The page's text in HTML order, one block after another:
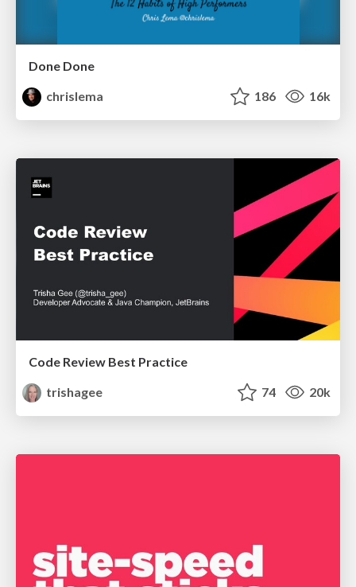
Done Done
chrislema
186 16k
Code Review Best Practice
trishagee
74 20k